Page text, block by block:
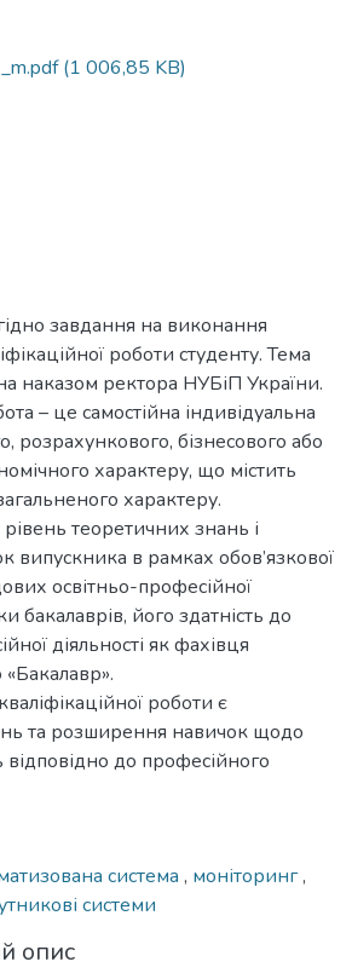
(1 006,85 KB)
завдання на виконання
роботи студенту. Тема
наказом ректора НУБіП України.
– це самостійна індивідуальна
розрахункового, бізнесового або
характеру, що містить
характеру.
теоретичних знань і
випускника в рамках обов’язкової
освітньо-професійної
бакалаврів, його здатність до
діяльності як фахівця
роботи є
та розширення навичок щодо
до професійного
система , моніторинг,
системи
опис